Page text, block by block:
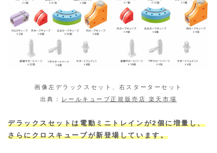
画像左デラックスセット、右スターターセット
出典：
レールキューブ正規販売店 楽天市場
デラックスセットは電動ミニトレインが2個に増量し、
さらにクロスキューブが新登場しています。